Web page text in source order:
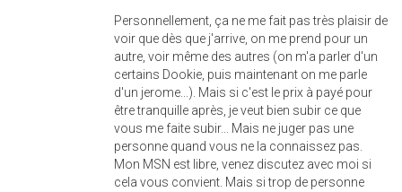
Personnellement, ça ne me fait pas très plaisir de
voir que dès que j'arrive, on me prend pour un
autre, voir même des autres (on m'a parler d'un
certains Dookie, puis maintenant on me parle
d'un jerome...). Mais si c'est le prix à payé pour
être tranquille après, je veut bien subir ce que
vous me faite subir... Mais ne juger pas une
personne quand vous ne la connaissez pas.
Mon MSN est libre, venez discutez avec moi si
cela vous convient. Mais si trop de personne